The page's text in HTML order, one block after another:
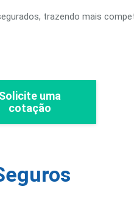
trazendo mais
Solicite uma
cotação